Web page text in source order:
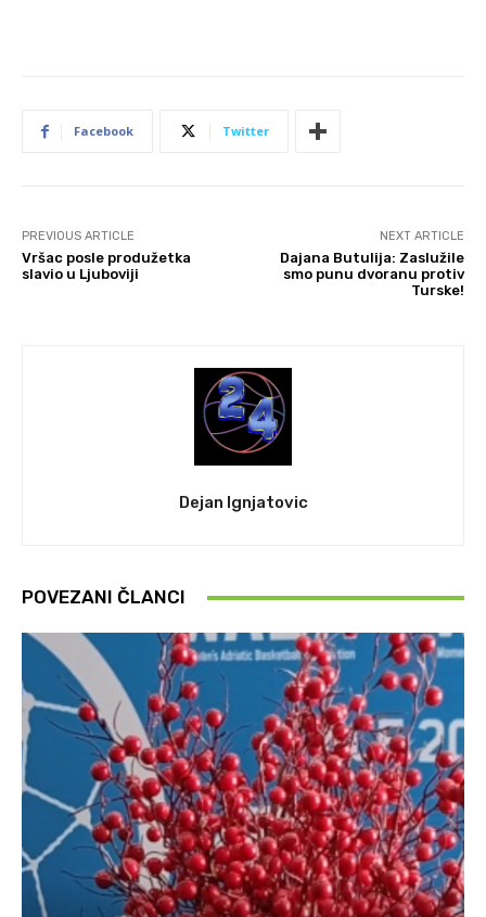
Facebook Twitter
PREVIOUS ARTICLE
Vršac posle produžetka
slavio u Ljuboviji
NEXT ARTICLE
Dajana Butulija: Zaslužile
smo punu dvoranu protiv
Turske!
Dejan Ignjatovic
POVEZANI ČLANCI